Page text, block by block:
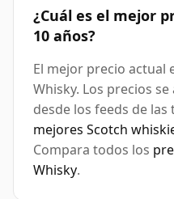
¿Cuál es el mejor
10 años?
El mejor precio actual
Whisky. Los precios
desde los feeds de las
mejores Scotch
Compara todos los
Whisky.